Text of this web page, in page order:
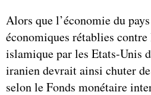
Alors que l’économie du
économiques rétablies
islamique par les Etats-Unis
iranien devrait ainsi chuter
selon le Fonds monétaire